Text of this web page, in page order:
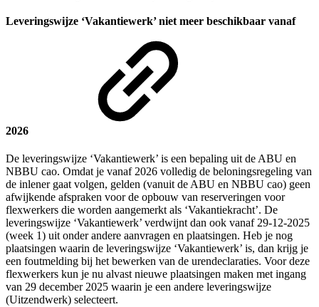
Leveringswijze ‘Vakantiewerk’ niet meer beschikbaar vanaf
2026
De leveringswijze ‘Vakantiewerk’ is een bepaling uit de ABU en
NBBU cao. Omdat je vanaf 2026 volledig de beloningsregeling van
de inlener gaat volgen, gelden (vanuit de ABU en NBBU cao) geen
afwijkende afspraken voor de opbouw van reserveringen voor
flexwerkers die worden aangemerkt als ‘Vakantiekracht’. De
leveringswijze ‘Vakantiewerk’ verdwijnt dan ook vanaf 29-12-2025
(week 1) uit onder andere aanvragen en plaatsingen. Heb je nog
plaatsingen waarin de leveringswijze ‘Vakantiewerk’ is, dan krijg je
een foutmelding bij het bewerken van de urendeclaraties. Voor deze
flexwerkers kun je nu alvast nieuwe plaatsingen maken met ingang
van 29 december 2025 waarin je een andere leveringswijze
(Uitzendwerk) selecteert.